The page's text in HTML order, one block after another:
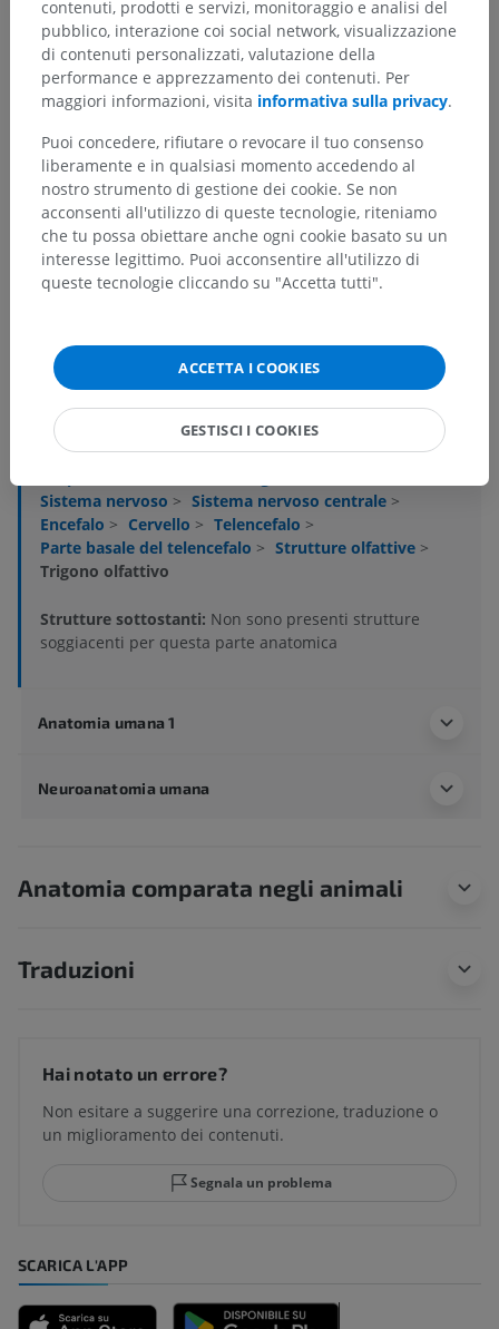
Gerarchia anatomica
Anatomia umana 2
Sistema nervoso > Sistema nervoso centrale >
Encefalo > Cervello > Telencefalo >
Parte basale del telencefalo > Strutture olfattive >
Trigono olfattivo
Strutture sottostanti: Non sono presenti strutture
soggiacenti per questa parte anatomica
Anatomia umana 1
Neuroanatomia umana
Anatomia comparata negli animali
Traduzioni
Hai notato un errore?
Non esitare a suggerire una correzione, traduzione o
un miglioramento dei contenuti.
Segnala un problema
SCARICA L'APP
contenuti, prodotti e servizi, monitoraggio e analisi del
pubblico, interazione coi social network, visualizzazione
di contenuti personalizzati, valutazione della
performance e apprezzamento dei contenuti. Per
maggiori informazioni, visita informativa sulla privacy.
Puoi concedere, rifiutare o revocare il tuo consenso
liberamente e in qualsiasi momento accedendo al
nostro strumento di gestione dei cookie. Se non
acconsenti all'utilizzo di queste tecnologie, riteniamo
che tu possa obiettare anche ogni cookie basato su un
interesse legittimo. Puoi acconsentire all'utilizzo di
queste tecnologie cliccando su "Accetta tutti".
ACCETTA I COOKIES
GESTISCI I COOKIES